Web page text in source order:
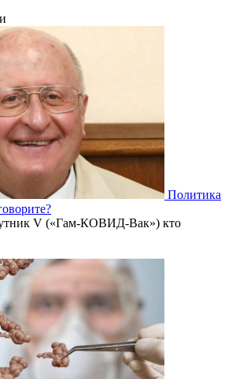
Политика
V («Гам-КОВИД-Вак») кто